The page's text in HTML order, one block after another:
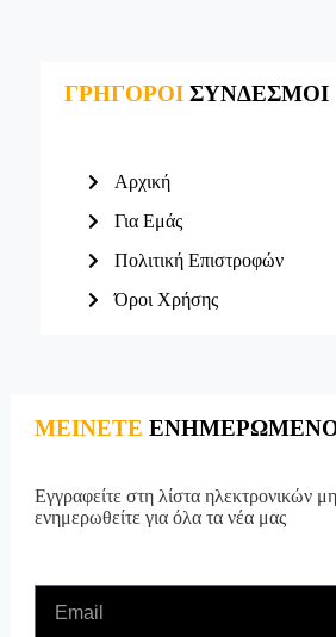
ΓΡΗΓΟΡΟΙΣΥΝΔΕΣΜΟΙ
Αρχική
Για Εμάς
Πολιτική Επιστροφών
Όροι Χρήσης
ΜΕΙΝΕΤΕ
Εγγραφείτε στη λίστα ηλεκτρονικών
ενημερωθείτε για όλα τα νέα μας